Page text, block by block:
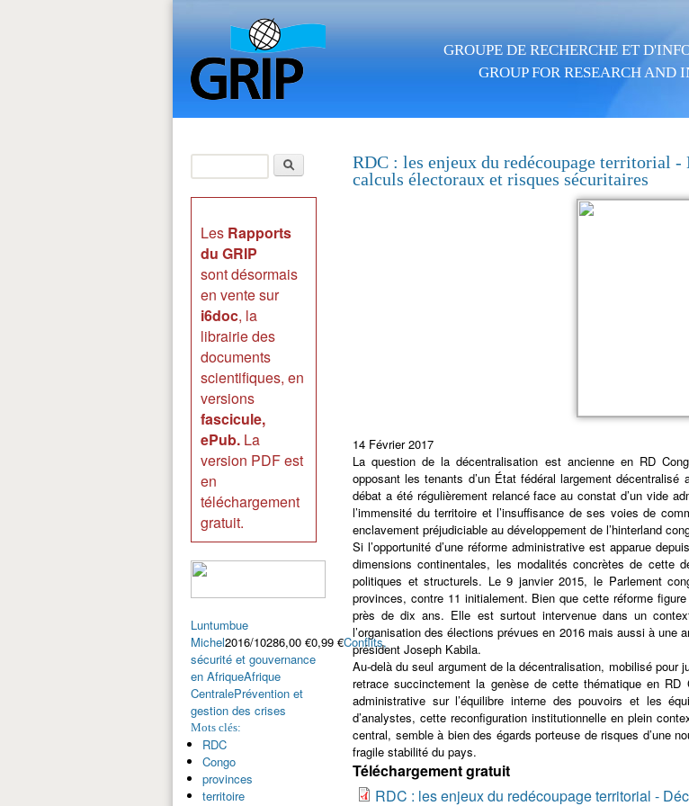
GROUPE DE RECHERCHE ET
GROUP FOR RESEARCH AND
RDC : les enjeux du redécoupage territorial
calculs électoraux et risques sécuritaires
14 Février 2017
La question de la décentralisation est ancienne en RD
opposant les tenants d’un État fédéral largement
débat a été régulièrement relancé face au constat d’un vide
l’immensité du territoire et l’insuffisance de ses voies de
enclavement préjudiciable au développement de l’hinterland
Si l’opportunité d’une réforme administrative est apparue
dimensions continentales, les modalités concrètes de cette
politiques et structurels. Le 9 janvier 2015, le Parlement
provinces, contre 11 initialement. Bien que cette réforme
près de dix ans. Elle est surtout intervenue dans un
l’organisation des élections prévues en 2016 mais aussi à
président Joseph Kabila.
Au-delà du seul argument de la décentralisation, mobilisé
retrace succinctement la genèse de cette thématique en
administrative sur l’équilibre interne des pouvoirs et les
d’analystes, cette reconfiguration institutionnelle en plein
central, semble à bien des égards porteuse de risques d’une
fragile stabilité du pays.
Téléchargement gratuit
RDC : les enjeux du redécoupage territorial -
Formulaire de
recherche
Les Rapports
du GRIP
sont désormais
en vente sur
i6doc, la
librairie des
documents
scientifiques, en
versions
fascicule,
ePub. La
version PDF est
en
téléchargement
gratuit.
Luntumbue
Michel2016/10286,00 €0,99 €Conflits,
sécurité et gouvernance
en AfriqueAfrique
CentralePrévention et
gestion des crises
Mots clés:
RDC
Congo
provinces
territoire